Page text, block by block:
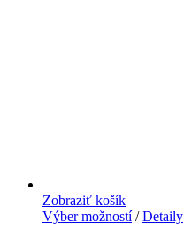
Zobraziť košík
Výber možností/ Detaily